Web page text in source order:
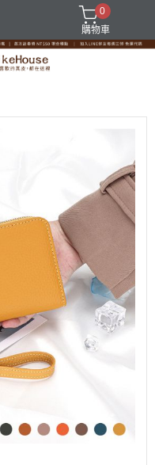
0
購物車